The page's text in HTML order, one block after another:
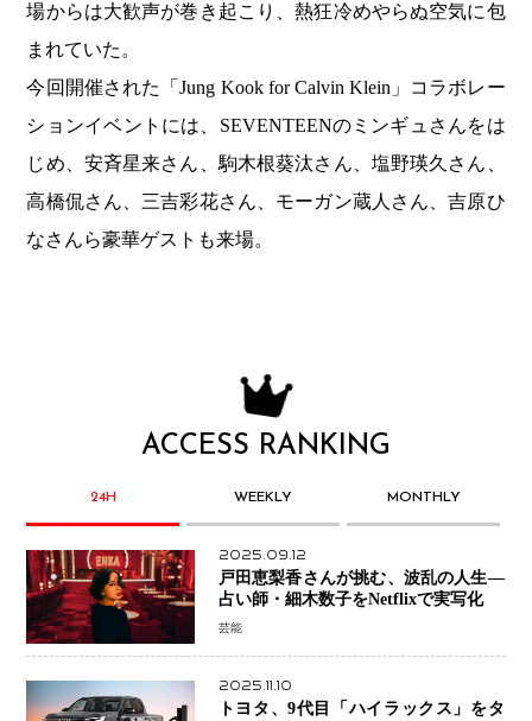
場からは大歓声が巻き起こり、熱狂冷めやらぬ空気に包
まれていた。
今回開催された「Jung Kook for Calvin Klein」コラボレー
ションイベントには、SEVENTEENのミンギュさんをは
じめ、安斉星来さん、駒木根葵汰さん、塩野瑛久さん、
高橋侃さん、三吉彩花さん、モーガン蔵人さん、吉原ひ
なさんら豪華ゲストも来場。
ACCESS RANKING
24H WEEKLY MONTHLY
2025.09.12
戸田恵梨香さんが挑む、波乱の人生―
占い師・細木数子をNetflixで実写化
芸能
2025.11.10
トヨタ、9代目「ハイラックス」をタ